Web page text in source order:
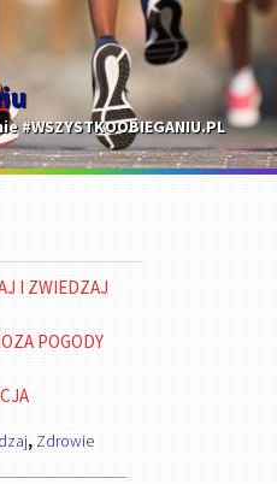
I ZWIEDZAJ
POGODY
, Zdrowie